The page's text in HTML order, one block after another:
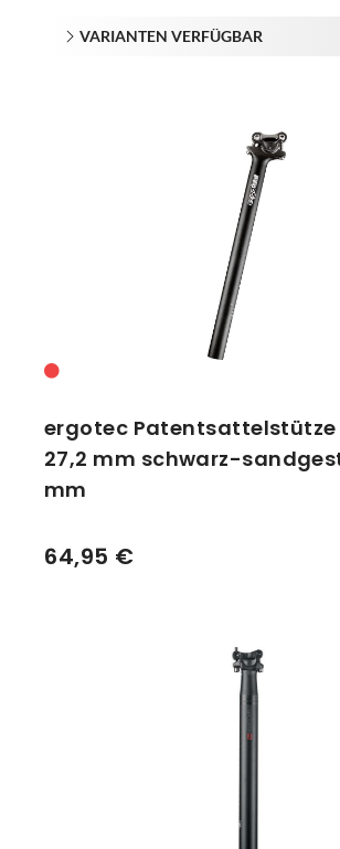
VARIANTEN VERFÜGBAR
ergotec Patentsattelstütze
27,2 mm schwarz-
mm
64,95 €